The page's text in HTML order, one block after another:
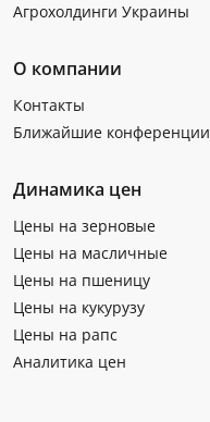
Агрохолдинги Украины
О компании
Контакты
Ближайшие конференции
Динамика цен
Цены на зерновые
Цены на масличные
Цены на пшеницу
Цены на кукурузу
Цены на рапс
Аналитика цен